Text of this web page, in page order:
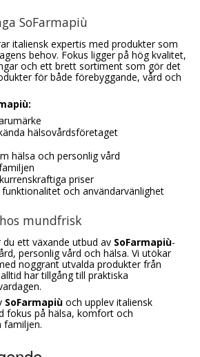
SoFarmapiù
italiensk expertis med produkter som
behov. Fokus ligger på hög kvalitet,
och ett brett sortiment som gör det
för både förebyggande, vård och
hälsovårdsföretaget
hälsa och personlig vård
priser
och användarvänlighet
mundfrisk
du ett växande utbud av SoFarmapiù-
personlig vård och hälsa. Vi utökar
noggrant utvalda produkter från
har tillgång till praktiska
SoFarmapiù och upplev italiensk
fokus på hälsa, komfort och
familjen.